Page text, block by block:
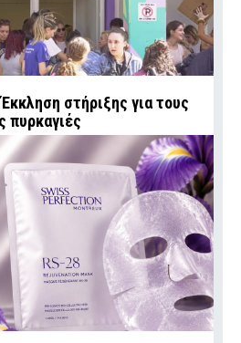
στήριξης για τους
πυρκαγιές